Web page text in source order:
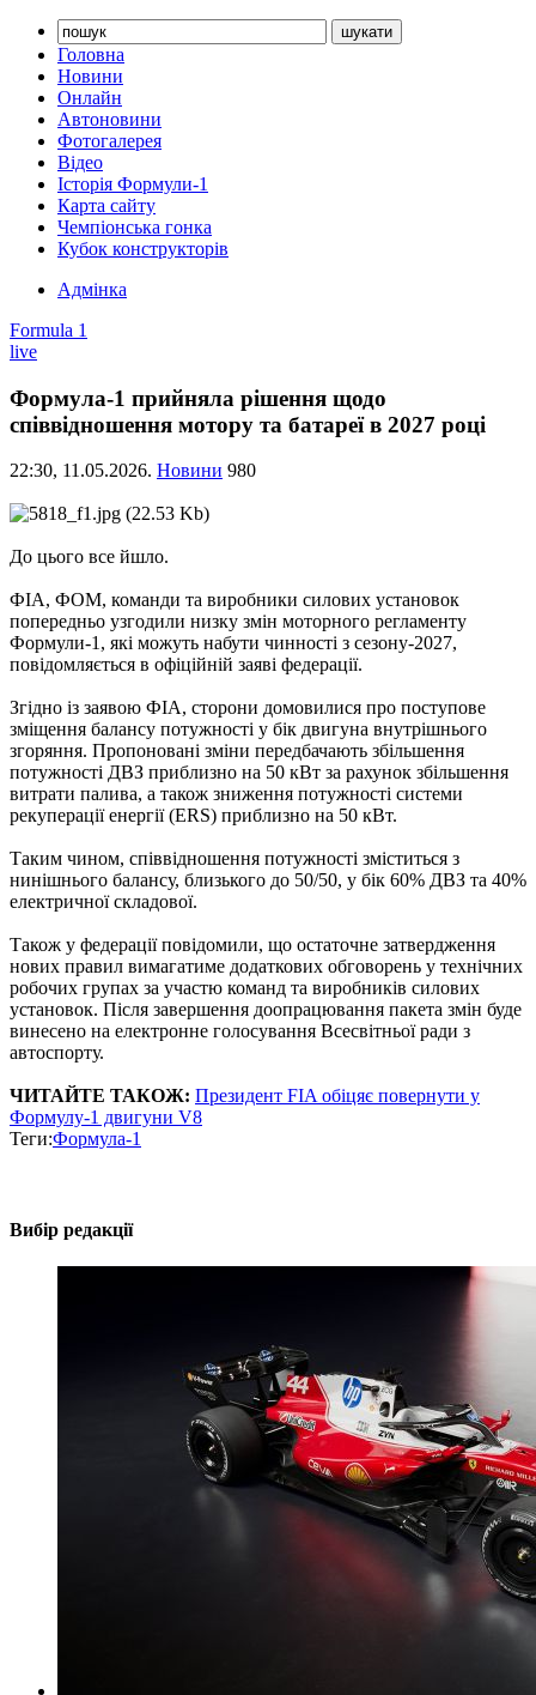
Головна
Новини
Онлайн
Автоновини
Фотогалерея
Відео
Історія Формули-1
Карта сайту
Чемпіонська гонка
Кубок конструкторів
Адмінка
Formula 1
live
Формула-1 прийняла рішення щодо
співвідношення мотору та батареї в 2027 році
22:30, 11.05.2026. Новини 980
До цього все йшло.
ФІА, ФОМ, команди та виробники силових установок
попередньо узгодили низку змін моторного регламенту
Формули-1, які можуть набути чинності з сезону-2027,
повідомляється в офіційній заяві федерації.
Згідно із заявою ФІА, сторони домовилися про поступове
зміщення балансу потужності у бік двигуна внутрішнього
згоряння. Пропоновані зміни передбачають збільшення
потужності ДВЗ приблизно на 50 кВт за рахунок збільшення
витрати палива, а також зниження потужності системи
рекуперації енергії (ERS) приблизно на 50 кВт.
Таким чином, співвідношення потужності зміститься з
нинішнього балансу, близького до 50/50, у бік 60% ДВЗ та 40%
електричної складової.
Також у федерації повідомили, що остаточне затвердження
нових правил вимагатиме додаткових обговорень у технічних
робочих групах за участю команд та виробників силових
установок. Після завершення доопрацювання пакета змін буде
винесено на електронне голосування Всесвітньої ради з
автоспорту.
ЧИТАЙТЕ ТАКОЖ: Президент FIA обіцяє повернути у
Формулу-1 двигуни V8
Теги:Формула-1
Вибір редакції